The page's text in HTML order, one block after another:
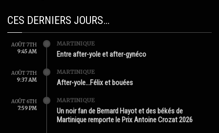
CES DERNIERS JOURS…
AOÛT 7TH
9:45 AM
MARTINIQUE
Entre after-yole et after-gynéco
AOÛT 7TH
9:37 AM
MARTINIQUE
After-yole…Félix et bouées
AOÛT 6TH
7:59 PM
MARTINIQUE
Un noir fan de Bernard Hayot et des békés de
Martinique remporte le Prix Antoine Crozat 2026